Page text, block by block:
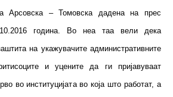
Арсовска – Томовска дадена на прес
година. Во неа таа вели дека
на укажувачите административните
и уцените да ги пријавуваат
во институцијата во која што работат, а